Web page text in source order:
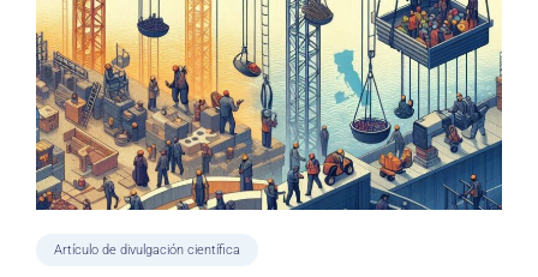
Artículo de divulgación científica